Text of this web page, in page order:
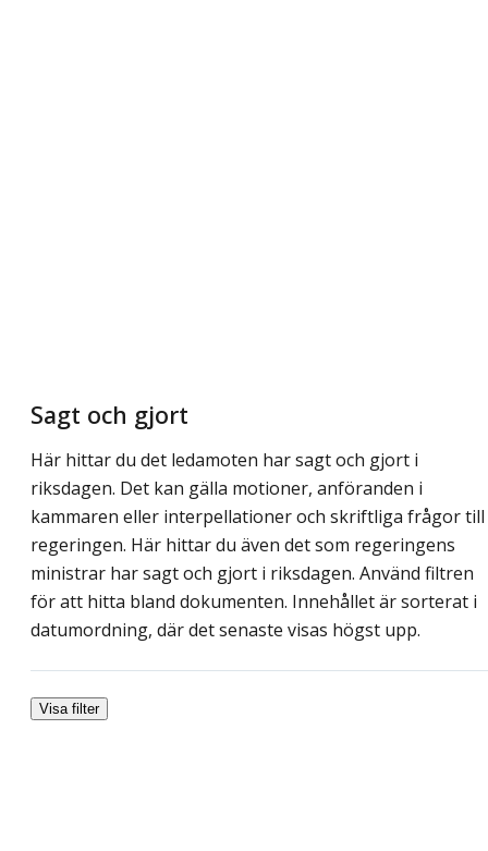
Sagt och gjort
Här hittar du det ledamoten har sagt och gjort i
riksdagen. Det kan gälla motioner, anföranden i
kammaren eller interpellationer och skriftliga frågor till
regeringen. Här hittar du även det som regeringens
ministrar har sagt och gjort i riksdagen. Använd filtren
för att hitta bland dokumenten. Innehållet är sorterat i
datumordning, där det senaste visas högst upp.
Visa filter